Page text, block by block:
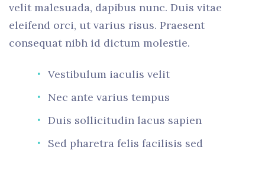
velit malesuada, dapibus nunc. Duis vitae
eleifend orci, ut varius risus. Praesent
consequat nibh id dictum molestie.
Vestibulum iaculis velit
Nec ante varius tempus
Duis sollicitudin lacus sapien
Sed pharetra felis facilisis sed